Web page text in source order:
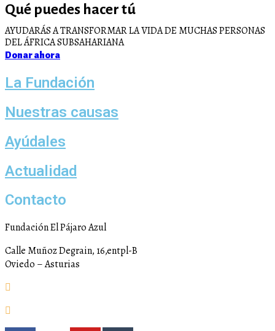
Qué puedes hacer tú
AYUDARÁS A TRANSFORMAR LA VIDA DE MUCHAS PERSONAS
DEL ÁFRICA SUBSAHARIANA
Donar ahora
La Fundación
Nuestras causas
Ayúdales
Actualidad
Contacto
Fundación El Pájaro Azul
Calle Muñoz Degrain, 16,entpl-B
Oviedo – Asturias